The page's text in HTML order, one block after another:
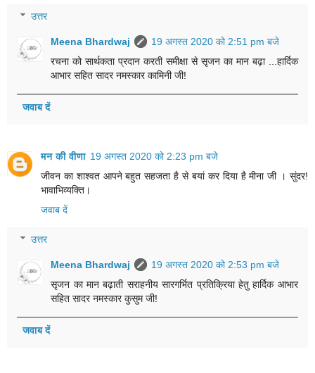
उत्तर
Meena Bhardwaj
19 अगस्त 2020 को 2:51 pm बजे
रचना को सार्थकता प्रदान करती समीक्षा से सृजन का मान बढ़ा ...हार्दिक
आभार सहित सादर नमस्कार कामिनी जी!
जवाब दें
मन की वीणा 19 अगस्त 2020 को 2:23 pm बजे
जीवन का शाश्वत आपने बहुत सहजता है से बयां कर दिया है मीना जी । सुंदर!
भावाभिव्यक्ति।
जवाब दें
उत्तर
Meena Bhardwaj
19 अगस्त 2020 को 2:53 pm बजे
सृजन का मान बढ़ाती सराहनीय सारगर्भित प्रतिक्रिया हेतु हार्दिक आभार
सहित सादर नमस्कार कुसुम जी!
जवाब दें